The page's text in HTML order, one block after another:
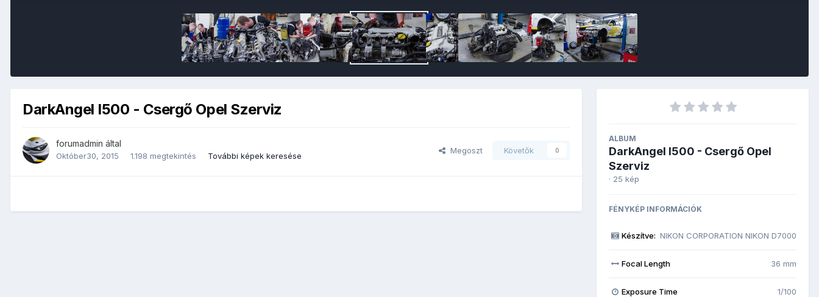
DarkAngel I500 - Csergő Opel Szerviz
forumadmin által
Október30, 2015 1.198 megtekintés További képek keresése
Megoszt Követők 0
ALBUM
DarkAngel I500 - Csergő Opel
Szerviz
· 25 kép
FÉNYKÉP INFORMÁCIÓK
Készítve: NIKON CORPORATION NIKON D7000
Focal Length 36 mm
Exposure Time 1/100